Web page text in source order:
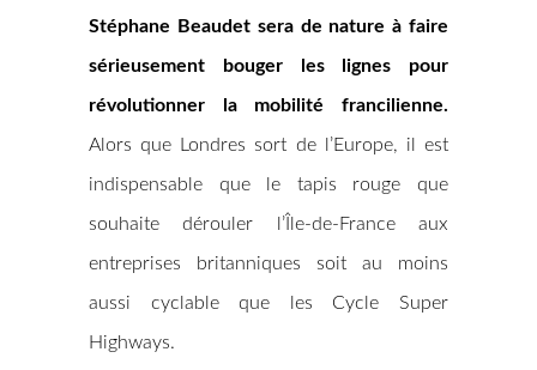
Stéphane Beaudet sera de nature à faire
sérieusement bouger les lignes pour
révolutionner la mobilité francilienne.
Alors que Londres sort de l’Europe, il est
indispensable que le tapis rouge que
souhaite dérouler l’Île-de-France aux
entreprises britanniques soit au moins
aussi cyclable que les Cycle Super
Highways.